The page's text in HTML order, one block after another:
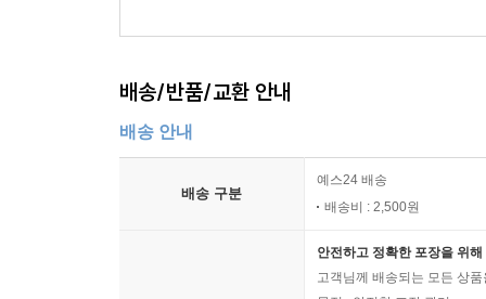
배송/반품/교환 안내
배송 안내
배송 구분
예스24 배송
배송비 : 2,500원
안전하고 정확한 포장을 위
고객님께 배송되는 모든 상